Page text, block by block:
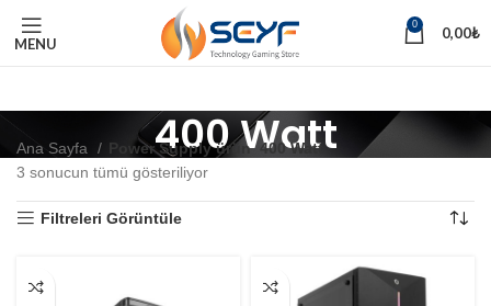
MENU
0 0,00₺
400 Watt
Ana Sayfa Power Supply ürün
400 Watt
3 sonucun tümü gösteriliyor
Filtreleri Görüntüle